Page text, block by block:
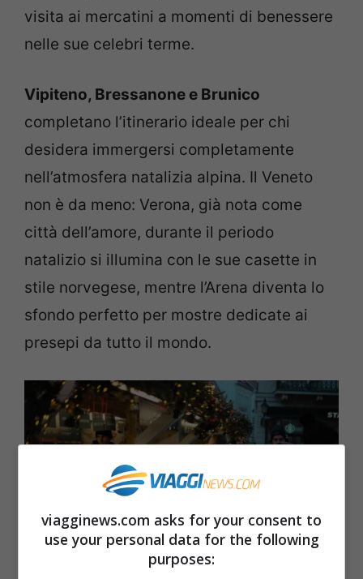
visita ai mercatini a momenti di benessere
nelle sue celebri terme.
Vipiteno, Bressanone e Brunico
completano l’itinerario ideale per chi
desidera immergersi completamente
nell’atmosfera natalizia alpina. Il Veneto
non è da meno: Verona, già nota come
città dell’amore, durante il periodo
natalizio si illumina con le sue casette in
stile norvegese, mentre l’Arena diventa lo
sfondo perfetto per mostre dedicate ai
presepi da tutto il mondo.
viagginews.com asks for your consent to
use your personal data for the following
purposes: